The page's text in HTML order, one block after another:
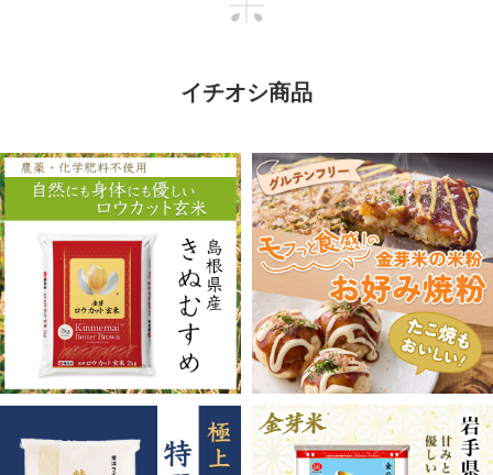
イチオシ商品